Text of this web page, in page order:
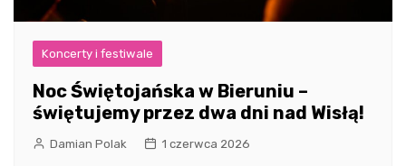
Koncerty i festiwale
Noc Świętojańska w Bieruniu –
świętujemy przez dwa dni nad Wisłą!
Damian Polak 1 czerwca 2026